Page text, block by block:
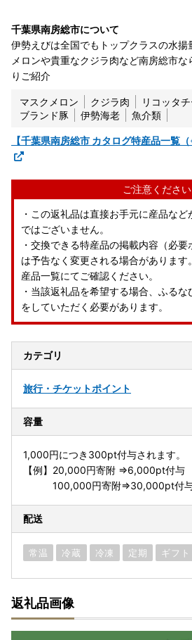
千葉県南房総市について
伊勢えびは全国でもトップクラスの水
メロンや貴重なクジラ肉など南房総市
りご紹介
マスクメロン クジラ肉 リコッタ
ブランド豚
伊勢海老 魚介類
【千葉県南房総市 カタログ特産品一覧
ご注意ください
・この返礼品は直接お手元に産品な
ではございません。
・交換できる特産品の掲載内容（必要
は予告なく変更される場合がありま
産品一覧にてご確認ください。
・当該返礼品を希望する場合、ふるな
をしていただく必要があります。
カテゴリ
旅行・チケットポイント
容量
1,000円につき300pt付与されます。
【例】20,000円寄附 ⇒6,000pt付与
100,000円寄附⇒30,000pt付
配送
常温 冷蔵 冷凍 定期 ギフト
返礼品画像